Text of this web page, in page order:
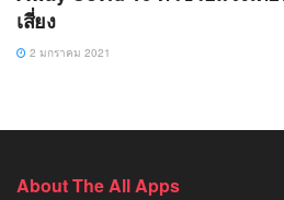
เสี่ยง
2 มกราคม 2021
About The All Apps